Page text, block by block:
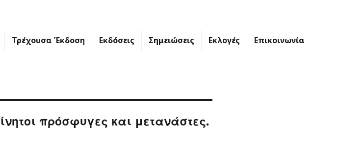
Τρέχουσα Έκδοση Εκδόσεις Σημειώσεις Εκλογές Επικοινωνία
πρόσφυγες και μετανάστες.